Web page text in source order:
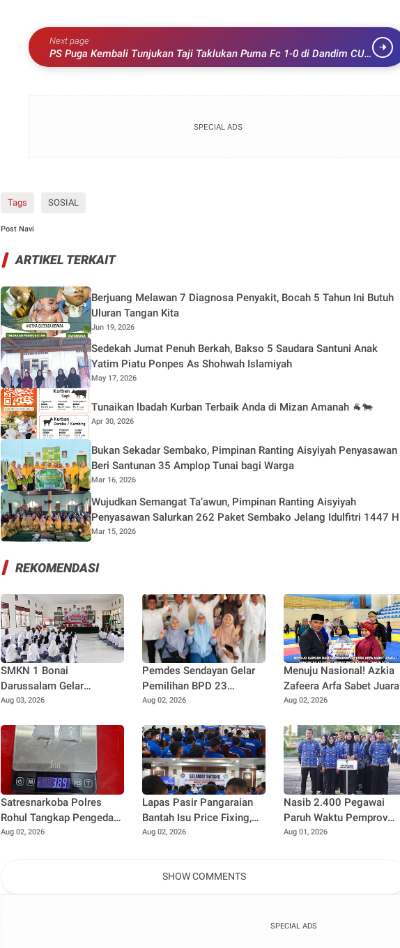
Next page
PS Puga Kembali Tunjukan Taji Taklukan Puma Fc 1-0 di Dandim CUP
2026
SPECIAL ADS
Tags SOSIAL
Post Navi
ARTIKEL TERKAIT
Berjuang Melawan 7 Diagnosa Penyakit, Bocah 5 Tahun Ini Butuh
Uluran Tangan Kita
Jun 19, 2026
Sedekah Jumat Penuh Berkah, Bakso 5 Saudara Santuni Anak
Yatim Piatu Ponpes As Shohwah Islamiyah
May 17, 2026
Tunaikan lbadah Kurban Terbaik Anda di Mizan Amanah 🐐🐄
Apr 30, 2026
Bukan Sekadar Sembako, Pimpinan Ranting Aisyiyah Penyasawan
Beri Santunan 35 Amplop Tunai bagi Warga
Mar 16, 2026
Wujudkan Semangat Ta’awun, Pimpinan Ranting Aisyiyah
Penyasawan Salurkan 262 Paket Sembako Jelang Idulfitri 1447 H
Mar 15, 2026
REKOMENDASI
SMKN 1 Bonai
Darussalam Gelar
Pelatihan PMR Bersama
Generasi Muda Berjiwa
Kemanusiaan
Aug 03, 2026
Pemdes Sendayan Gelar
Pemilihan BPD 23
Agustus Mendatang,
Pengawasan Berjalan
Maksimal
Aug 02, 2026
Menuju Nasional! Azkia
Zafeera Arfa Sabet Juara
1 Pencak Silat O2SN
Aug 02, 2026
Satresnarkoba Polres
Rohul Tangkap Pengedar
Sabu di Ujung Batu, Sita
Aug 02, 2026
Lapas Pasir Pangaraian
Bantah Isu Price Fixing,
Tegaskan Semua Layanan
Aug 02, 2026
Nasib 2.400 Pegawai
Paruh Waktu Pemprov
Riau Masih 'Gantung',
Aug 01, 2026
SHOW COMMENTS
SPECIAL ADS